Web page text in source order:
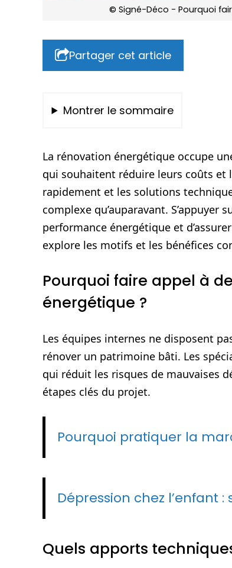
© Signé-Déco - Pourquoi
Partager cet article
Montrer le sommaire
La rénovation énergétique occupe
qui souhaitent réduire leurs coûts et
rapidement et les solutions
complexe qu’auparavant. S’appuyer
performance énergétique et
explore les motifs et les bénéfices
Pourquoi faire appel à
énergétique ?
Les équipes internes ne disposent
rénover un patrimoine bâti. Les
qui réduit les risques de mauvaises
étapes clés du projet.
Pourquoi pratiquer la
Dépression chez l’enfant
Quels apports